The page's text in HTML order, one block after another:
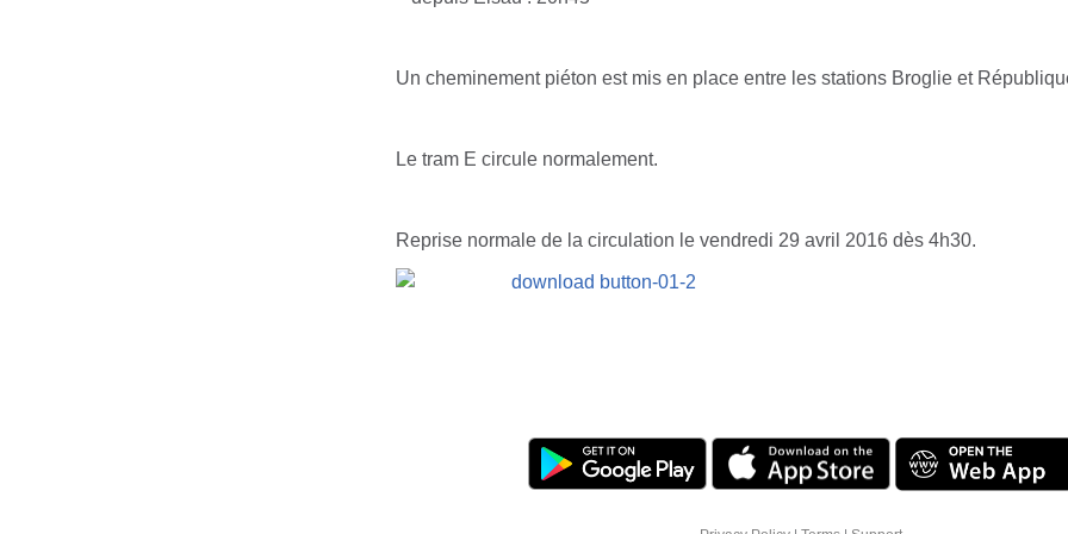
Un cheminement piéton est mis en place entre les stations Broglie et
Le tram E circule normalement.
Reprise normale de la circulation le vendredi 29 avril 2016 dès 4h30.